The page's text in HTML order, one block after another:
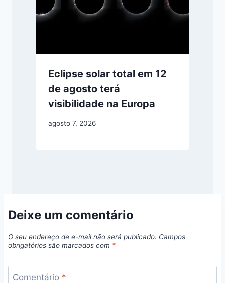
Eclipse solar total em 12
de agosto terá
visibilidade na Europa
agosto 7, 2026
Deixe um comentário
O seu endereço de e-mail não será publicado. Campos
obrigatórios são marcados com *
Comentário *